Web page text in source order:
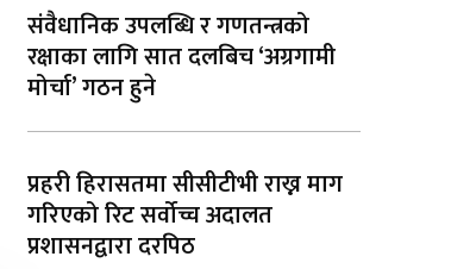
संवैधानिक उपलब्धि र गणतन्त्रको
रक्षाका लागि सात दलबिच ‘अग्रगामी
मोर्चा’ गठन हुने
प्रहरी हिरासतमा सीसीटीभी राख्न माग
गरिएको रिट सर्वोच्च अदालत
प्रशासनद्वारा दरपिठ